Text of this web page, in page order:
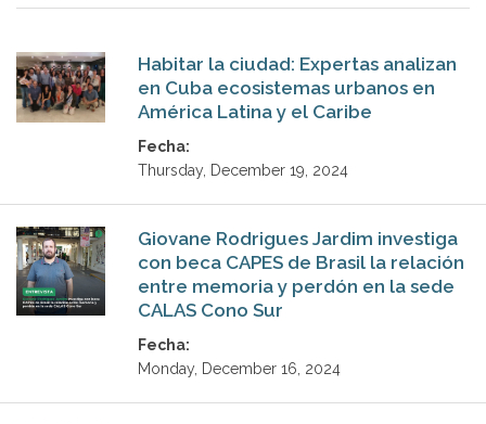
Habitar la ciudad: Expertas analizan
en Cuba ecosistemas urbanos en
América Latina y el Caribe
Fecha:
Thursday, December 19, 2024
Giovane Rodrigues Jardim investiga
con beca CAPES de Brasil la relación
entre memoria y perdón en la sede
CALAS Cono Sur
Fecha:
Monday, December 16, 2024